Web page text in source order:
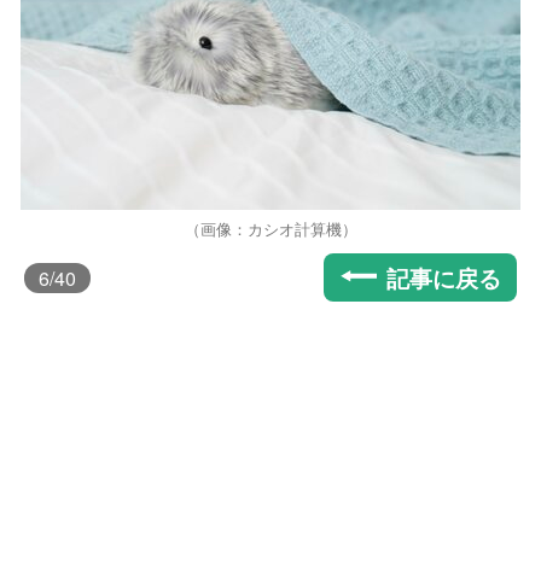
（画像：カシオ計算機）
6/40 記事に戻る